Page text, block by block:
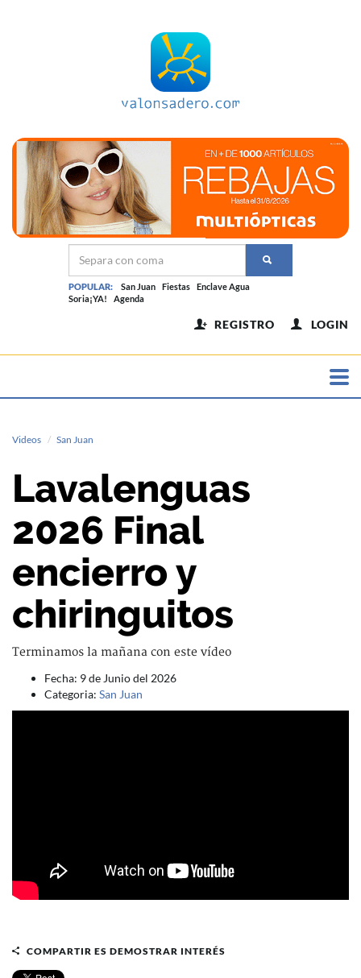
POPULAR: San Juan Fiestas
Enclave Agua
Soria¡YA!
Agenda
REGISTRO LOGIN
Videos San Juan
Lavalenguas
2026 Final
encierro y
chiringuitos
Terminamos la mañana con este vídeo
Fecha: 9 de Junio del 2026
Categoria: San Juan
COMPARTIR ES DEMOSTRAR INTERÉS